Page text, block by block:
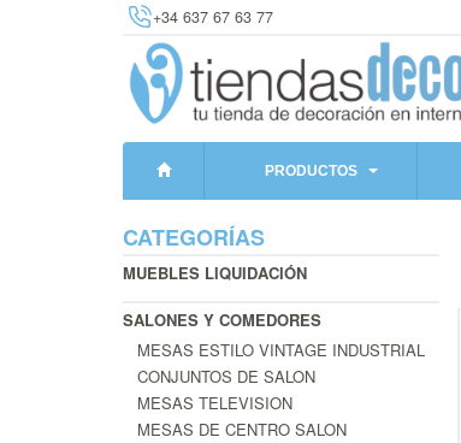
+34 637 67 63 77
PRODUCTOS
CATEGORÍAS
MUEBLES LIQUIDACIÓN
SALONES Y COMEDORES
MESAS ESTILO VINTAGE INDUSTRIAL
CONJUNTOS DE SALON
MESAS TELEVISION
MESAS DE CENTRO SALON